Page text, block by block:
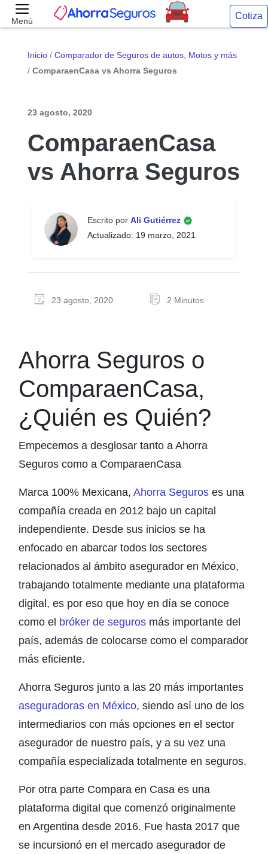
Menú Cotiza
Inicio / Comparador de Seguros de autos, Motos y más
/ ComparaenCasa vs Ahorra Seguros
23 agosto, 2020
ComparaenCasa
vs Ahorra Seguros
Escrito por Ali Gutiérrez
Actualizado: 19 marzo, 2021
23 agosto, 2020 2 Minutos
Ahorra Seguros o
ComparaenCasa,
¿Quién es Quién?
Empecemos a desglosar tanto a Ahorra
Seguros como a ComparaenCasa
Marca 100% Mexicana, Ahorra Seguros es una
compañía creada en 2012 bajo un capital
independiente. Desde sus inicios se ha
enfocado en abarcar todos los sectores
relacionados al ámbito asegurador en México,
trabajando totalmente mediante una plataforma
digital, es por eso que hoy en día se conoce
como el bróker de seguros más importante del
país, además de colocarse como el comparador
más eficiente.
Ahorra Seguros junto a las 20 más importantes
aseguradoras en México, siendo así uno de los
intermediarios con más opciones en el sector
asegurador de nuestro país, y a su vez una
compañía especializada totalmente en seguros.
Por otra parte Compara en Casa es una
plataforma digital que comenzó originalmente
en Argentina desde 2016. Fue hasta 2017 que
se incursionó en el mercado asegurador de